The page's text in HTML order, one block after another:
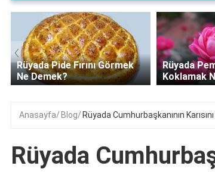
Rüyada Pide Fırını Görmek
Ne Demek?
Rüyada
Koklamak
‹
Anasayfa Blog Rüyada Cumhurbaşkanının
Rüyada